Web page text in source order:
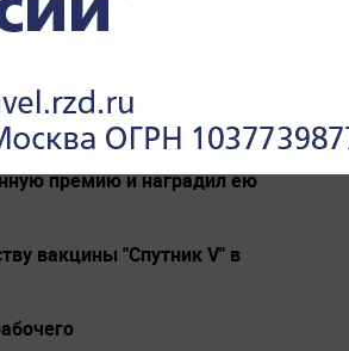
премию и наградил ею
вакцины "Спутник V" в